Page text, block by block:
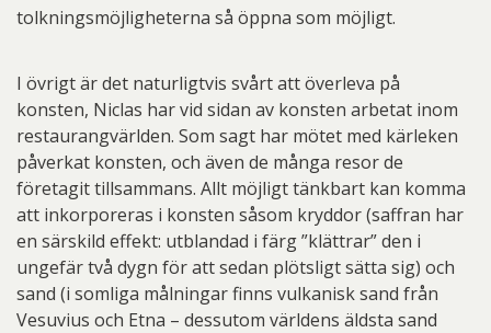
tolkningsmöjligheterna så öppna som möjligt.
I övrigt är det naturligtvis svårt att överleva på
konsten, Niclas har vid sidan av konsten arbetat inom
restaurangvärlden. Som sagt har mötet med kärleken
påverkat konsten, och även de många resor de
företagit tillsammans. Allt möjligt tänkbart kan komma
att inkorporeras i konsten såsom kryddor (saffran har
en särskild effekt: utblandad i färg ”klättrar” den i
ungefär två dygn för att sedan plötsligt sätta sig) och
sand (i somliga målningar finns vulkanisk sand från
Vesuvius och Etna – dessutom världens äldsta sand